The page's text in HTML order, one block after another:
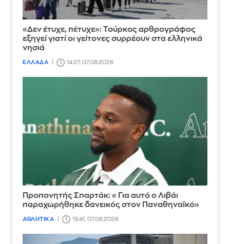
«Δεν έτυχε, πέτυχε»: Τούρκος αρθρογράφος
εξηγεί γιατί οι γείτονες συρρέουν στα ελληνικά
νησιά
ΕΛΛΑΔΑ 14:27, 07.08.2026
Προπονητής Σπαρτάκ: «Για αυτό ο Λιβάι
παραχωρήθηκε δανεικός στον Παναθηναϊκό»
ΑΘΛΗΤΙΚΑ 19:41, 07.08.2026